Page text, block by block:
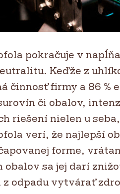
pokračuje v
Keďže z
činnosť firmy a 86
či obalov,
riešení nielen u
verí, že najlepší
forme,
obalov sa jej darí
z odpadu vytvárať